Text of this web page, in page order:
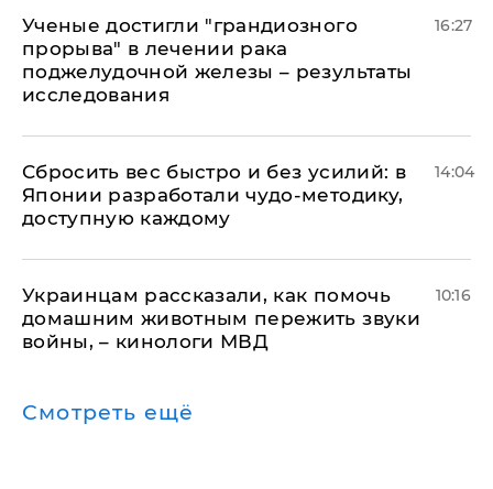
Ученые достигли "грандиозного
прорыва" в лечении рака
поджелудочной железы – результаты
исследования
16:27
Сбросить вес быстро и без усилий: в
Японии разработали чудо-методику,
доступную каждому
14:04
Украинцам рассказали, как помочь
домашним животным пережить звуки
войны, – кинологи МВД
10:16
Смотреть ещё